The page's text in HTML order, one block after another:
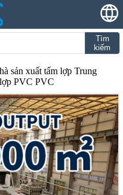
Tìm
kiếm
sản xuất tấm lợp Trung
PVC PVC